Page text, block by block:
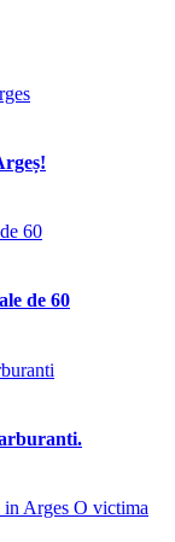
de 60